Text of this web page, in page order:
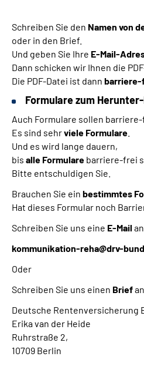
Schreiben Sie den Namen von
oder in den Brief.
Und geben Sie Ihre E-Mail-
Dann schicken wir Ihnen die
Die PDF-Datei ist dann
Formulare zum
Auch Formulare sollen
Es sind sehrviele Formulare
Und es wird lange dauern,
bis alle Formulare barriere-frei
Bitte entschuldigen Sie.
Brauchen Sie ein bestimmtes
Hat dieses Formular noch
Schreiben Sie uns eine E-Mail
kommunikation-reha@drv-
Oder
Schreiben Sie uns einen Brief
Deutsche Rentenversicherung
Erika van der Heide
Ruhrstraße 2,
10709 Berlin